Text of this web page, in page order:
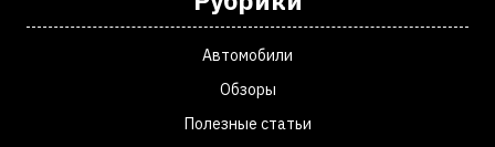
Автомобили
Обзоры
Полезные статьи